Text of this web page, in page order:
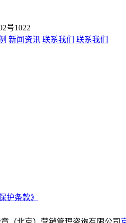
号1022
新闻资讯 联系我们 联系我们
护条款》